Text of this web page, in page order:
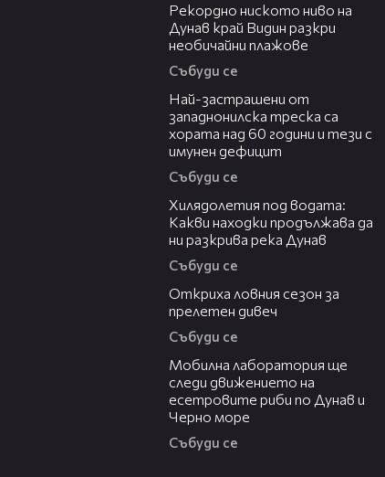
Рекордно ниското ниво на
Дунав край Видин разкри
необичайни плажове
Събуди се
Най-застрашени от
западнонилска треска са
хората над 60 години и тези с
имунен дефицит
Събуди се
Хилядолетия под водата:
Какви находки продължава да
ни разкрива река Дунав
Събуди се
Откриха ловния сезон за
прелетен дивеч
Събуди се
Мобилна лаборатория ще
следи движението на
есетровите риби по Дунав и
Черно море
Събуди се